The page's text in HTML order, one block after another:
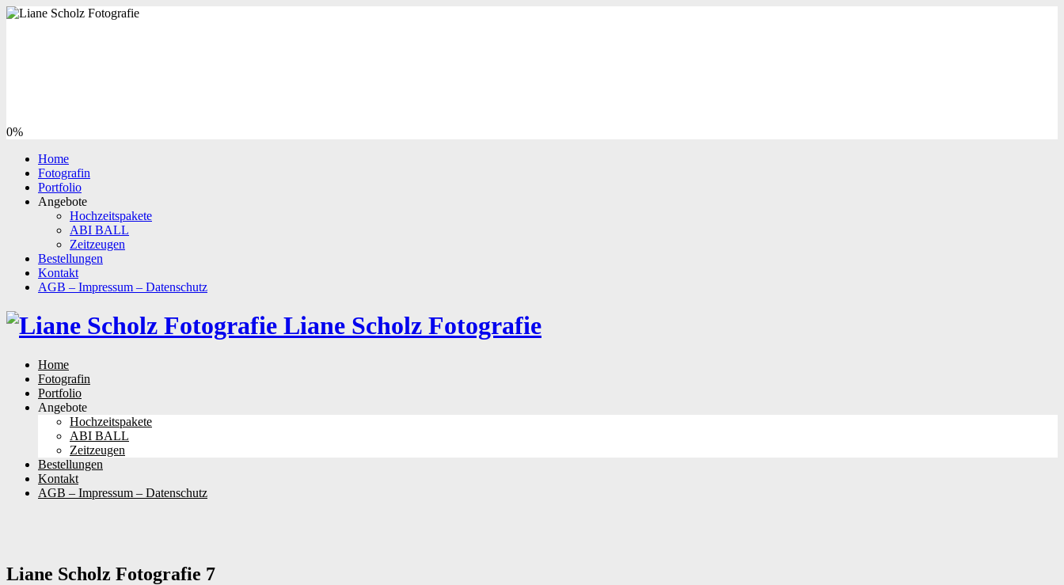
0%
Home
Fotografin
Portfolio
Angebote
Hochzeitspakete
ABI BALL
Zeitzeugen
Bestellungen
Kontakt
AGB – Impressum – Datenschutz
Liane Scholz Fotografie
Skip
content
Home
Fotografin
Portfolio
Angebote
Hochzeitspakete
ABI BALL
Zeitzeugen
Bestellungen
Kontakt
AGB – Impressum – Datenschutz
Liane Scholz Fotografie 7